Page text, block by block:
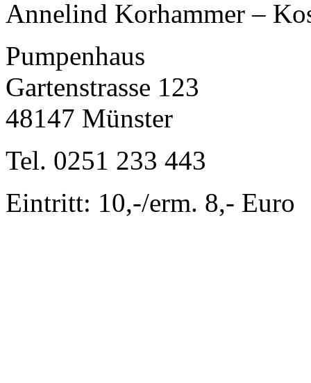
Annelind Korhammer –
Pumpenhaus
Gartenstrasse 123
48147 Münster
Tel. 0251 233 443
Eintritt: 10,-/erm. 8,- Euro